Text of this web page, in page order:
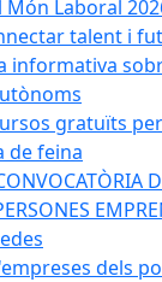
Món Laboral
talent i
informativa
gratuïts
de feina
dels